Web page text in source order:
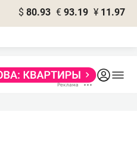
$ 80.93 € 93.19 ¥ 11.97